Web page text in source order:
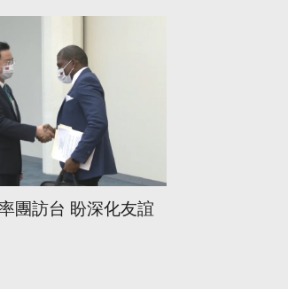
團訪台 盼深化友誼